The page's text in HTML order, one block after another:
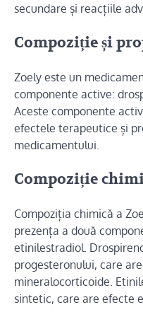
secundare și reacțiile
Compoziție și
Zoely este un
componente active:
Aceste componente
efectele terapeutice și
medicamentului.
Compoziție
Compoziția chimică a
prezența a două
etinilestradiol.
progesteronului, care
mineralocorticoide.
sintetic, care are efecte